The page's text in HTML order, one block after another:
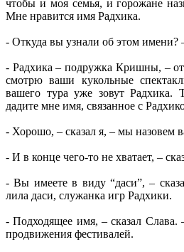
чтобы и моя семья, и горожане
Мне нравится имя Радхика.
- Откуда вы узнали об этом имени?
- Радхика – подружка Кришны, –
смотрю ваши кукольные
вашего тура уже зовут
дадите мне имя, связанное с
- Хорошо, – сказал я, – мы назовем
- И в конце чего-то не хватает, –
- Вы имеете в виду “даси”, –
лила даси, служанка игр Радхики.
- Подходящее имя, – сказал Слава.
продвижения фестивалей.